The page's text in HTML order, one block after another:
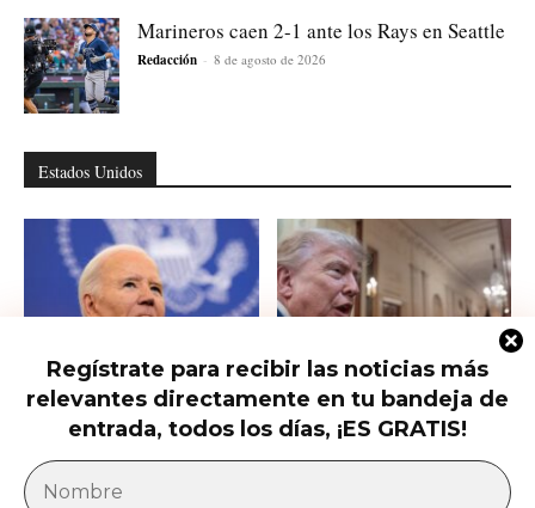
Regístrate para recibir las noticias más
relevantes directamente en tu bandeja de
entrada, todos los días, ¡ES GRATIS!
Marineros caen 2-1 ante los Rays en Seattle
Redacción - 8 de agosto de 2026
Estados Unidos
Hunter Biden habla del cáncer de
su padre que avanzó hasta...
Qué saber del nuevo intento de
Trump de limitar la ciudadanía...
América Latina